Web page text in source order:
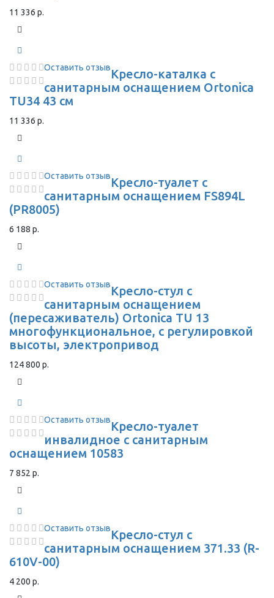
11 336 р.
Оставить отзывКресло-каталка с
санитарным оснащением Ortonica
TU34 43 см
11 336 р.
Оставить отзывКресло-туалет с
санитарным оснащением FS894L
(PR8005)
6 188 р.
Оставить отзывКресло-стул с
санитарным оснащением
(пересаживатель) Ortonica TU 13
многофункциональное, с регулировкой
высоты, электропривод
124 800 р.
Оставить отзывКресло-туалет
инвалидное с санитарным
оснащением 10583
7 852 р.
Оставить отзывКресло-стул с
санитарным оснащением 371.33 (R-
610V-00)
4 200 р.